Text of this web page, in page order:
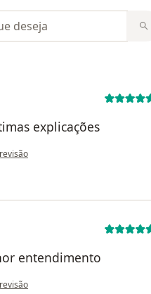
explicações
do utilizador Ricardo Canovas
entendimento
do utilizador Fm